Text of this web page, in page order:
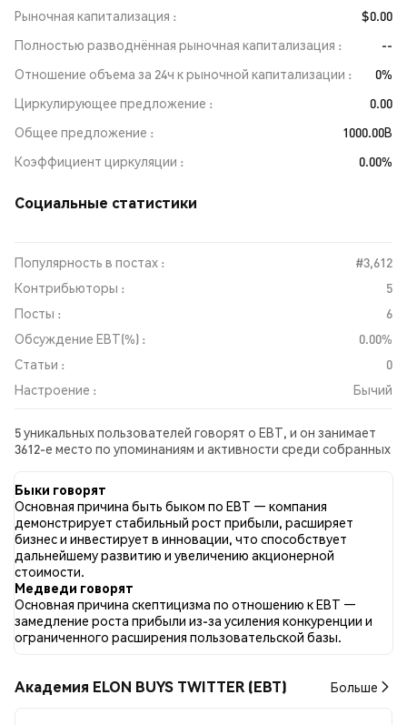
Рыночная капитализация
$0.00
Полностью разводнённая рыночная капитализация
--
Отношение объема за 24ч к рыночной капитализации
0%
Циркулирующее предложение
0.00
Общее предложение
1000.00B
Коэффициент циркуляции
0.00%
Социальные статистики
Популярность в постах :
#3,612
Контрибьюторы :
5
Посты :
6
Обсуждение EBT(%) :
0.00%
Статьи :
0
Настроение :
Бычий
5 уникальных пользователей говорят о EBT, и он занимает
3612-е место по упоминаниям и активности среди собранных
во всех социальных сетях было Бычий. Всего было
опубликовано 0 новостных статей о EBT. В Twitter 80.00%
твитов имели бычий настрой по сравнению с 0.00% твитов с
медвежьим настроем по EBT. 20.00% твитов были
нейтральными по отношению к EBT. Эти данные основаны
на 5 твитах.
Быки говорят
Основная причина быть быком по EBT — компания
демонстрирует стабильный рост прибыли, расширяет
бизнес и инвестирует в инновации, что способствует
дальнейшему развитию и увеличению акционерной
стоимости.
Медведи говорят
Основная причина скептицизма по отношению к EBT —
замедление роста прибыли из-за усиления конкуренции и
ограниченного расширения пользовательской базы.
Академия ELON BUYS TWITTER (EBT) Больше